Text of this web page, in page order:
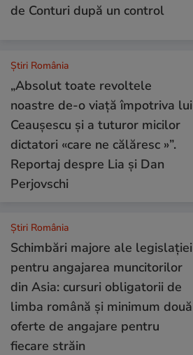
de Conturi după un control
Știri România
„Absolut toate revoltele
noastre de-o viață împotriva lui
Ceaușescu și a tuturor micilor
dictatori «care ne călăresc »”.
Reportaj despre Lia și Dan
Perjovschi
Știri România
Schimbări majore ale legislației
pentru angajarea muncitorilor
din Asia: cursuri obligatorii de
limba română și minimum două
oferte de angajare pentru
fiecare străin